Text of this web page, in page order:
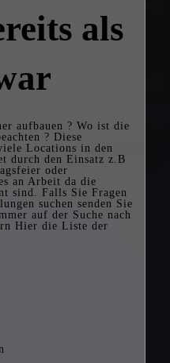
als
aufbauen ? Wo ist die
? Diese
Locations in den
durch den Einsatz z.B
oder
an Arbeit da die
sind. Falls Sie Fragen
suchen senden Sie
auf der Suche nach
Hier die Liste der